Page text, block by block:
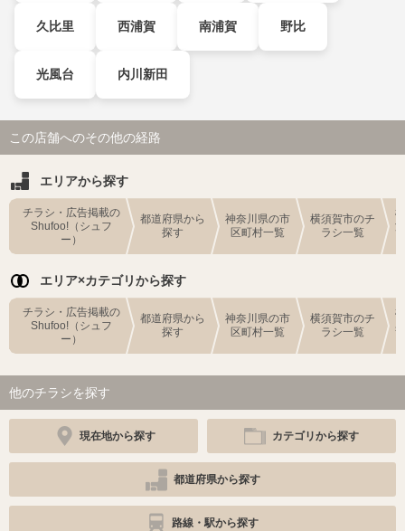
久比里 西浦賀 南浦賀 野比
光風台 内川新田
この店舗へのその他の経路
エリアから探す
チラシ・広告掲載の
Shufoo!（シュフ
ー）
都道府県から
探す
神奈川県の市
区町村一覧
横須賀市のチ
ラシ一覧
エリア×カテゴリから探す
チラシ・広告掲載の
Shufoo!（シュフ
ー）
都道府県から
探す
神奈川県の市
区町村一覧
横須賀市のチ
ラシ一覧
他のチラシを探す
現在地から探す カテゴリから探す
都道府県から探す
路線・駅から探す